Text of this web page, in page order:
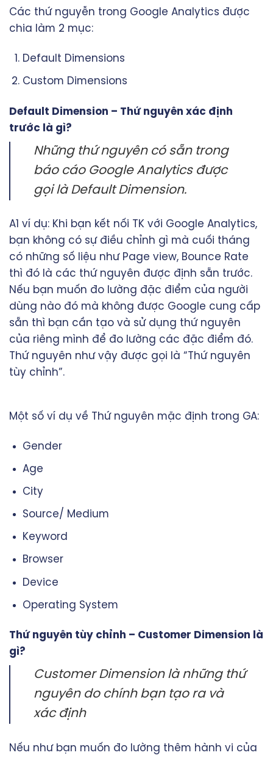
Các thứ nguyễn trong Google Analytics được
chia làm 2 mục:
Default Dimensions
Custom Dimensions
Default Dimension – Thứ nguyên xác định
trước là gì?
Những thứ nguyên có sẵn trong
báo cáo Google Analytics được
gọi là Default Dimension.
A1 ví dụ: Khi bạn kết nối TK với Google Analytics,
bạn không có sự điều chỉnh gì mà cuối tháng
có những số liệu như Page view, Bounce Rate
thì đó là các thứ nguyên được định sẵn trước.
Nếu bạn muốn đo lường đặc điểm của người
dùng nào đó mà không được Google cung cấp
sẵn thì bạn cần tạo và sử dụng thứ nguyên
của riêng mình để đo lường các đặc điểm đó.
Thứ nguyên như vậy được gọi là “Thứ nguyên
tùy chỉnh”.
Một số ví dụ về Thứ nguyên mặc định trong GA:
Gender
Age
City
Source/ Medium
Keyword
Browser
Device
Operating System
Thứ nguyên tùy chỉnh – Customer Dimension là
gì?
Customer Dimension là những thứ
nguyên do chính bạn tạo ra và
xác định
Nếu như bạn muốn đo lường thêm hành vi của